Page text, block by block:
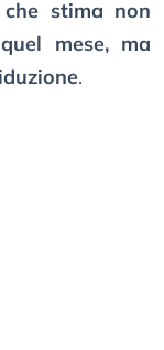
che stima non
mese, ma
.